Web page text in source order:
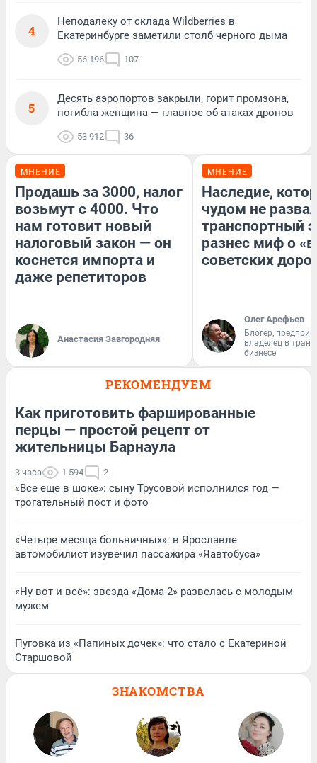
4
Неподалеку от склада Wildberries в
Екатеринбурге заметили столб черного дыма
56 196 107
5
Десять аэропортов закрыли, горит промзона,
погибла женщина — главное об атаках дронов
53 912 36
МНЕНИЕ
Продашь за 3000, налог
возьмут с 4000. Что
нам готовит новый
налоговый закон — он
коснется импорта и
даже репетиторов
Анастасия Завгородняя
МНЕНИЕ
Наследие,
чудом не
транспортный
разнес миф о
советских
Олег Арефьев
Блогер,
владелец в
бизнесе
РЕКОМЕНДУЕМ
Как приготовить фаршированные
перцы — простой рецепт от
жительницы Барнаула
3 часа 1 594 2
«Все еще в шоке»: сыну Трусовой исполнился год —
трогательный пост и фото
«Четыре месяца больничных»: в Ярославле
автомобилист изувечил пассажира «Яавтобуса»
«Ну вот и всё»: звезда «Дома-2» развелась с молодым
мужем
Пуговка из «Папиных дочек»: что стало с Екатериной
Старшовой
ЗНАКОМСТВА